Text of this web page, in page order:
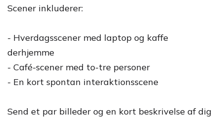
Scener inkluderer:
- Hverdagsscener med laptop og kaffe
derhjemme
- Café-scener med to-tre personer
- En kort spontan interaktionsscene
Send et par billeder og en kort beskrivelse af dig